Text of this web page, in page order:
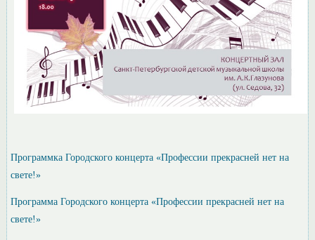
Программка Городского концерта «Профессии прекрасней нет на
свете!»
Программа Городского концерта «Профессии прекрасней нет на
свете!»